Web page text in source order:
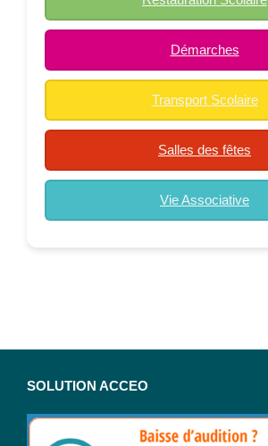
Démarches
Transport Scolaire
Salles des fêtes
Vie Associative
SOLUTION ACCEO